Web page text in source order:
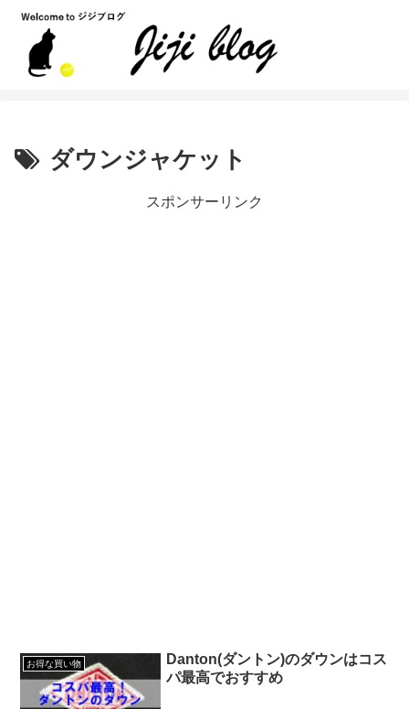
ダウンジャケット
スポンサーリンク
お得な買い物
Danton(ダントン)のダウンはコス
パ最高でおすすめ